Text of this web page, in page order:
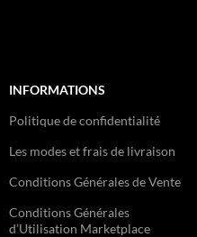
INFORMATIONS
Politique de confidentialité
Les modes et frais de livraison
Conditions Générales de Vente
Conditions Générales
d’Utilisation Marketplace